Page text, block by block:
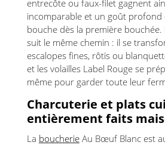
entrecôte ou faux-filet gagnent
incomparable et un goût profond
bouche dès la première bouchée.
suit le même chemin : il se
escalopes fines, rôtis ou
et les volailles Label Rouge se
même pour garder toute leur
Charcuterie et plats
entièrement faits
La boucherieAu Bœuf Blanc est